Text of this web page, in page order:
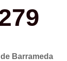
Barrameda